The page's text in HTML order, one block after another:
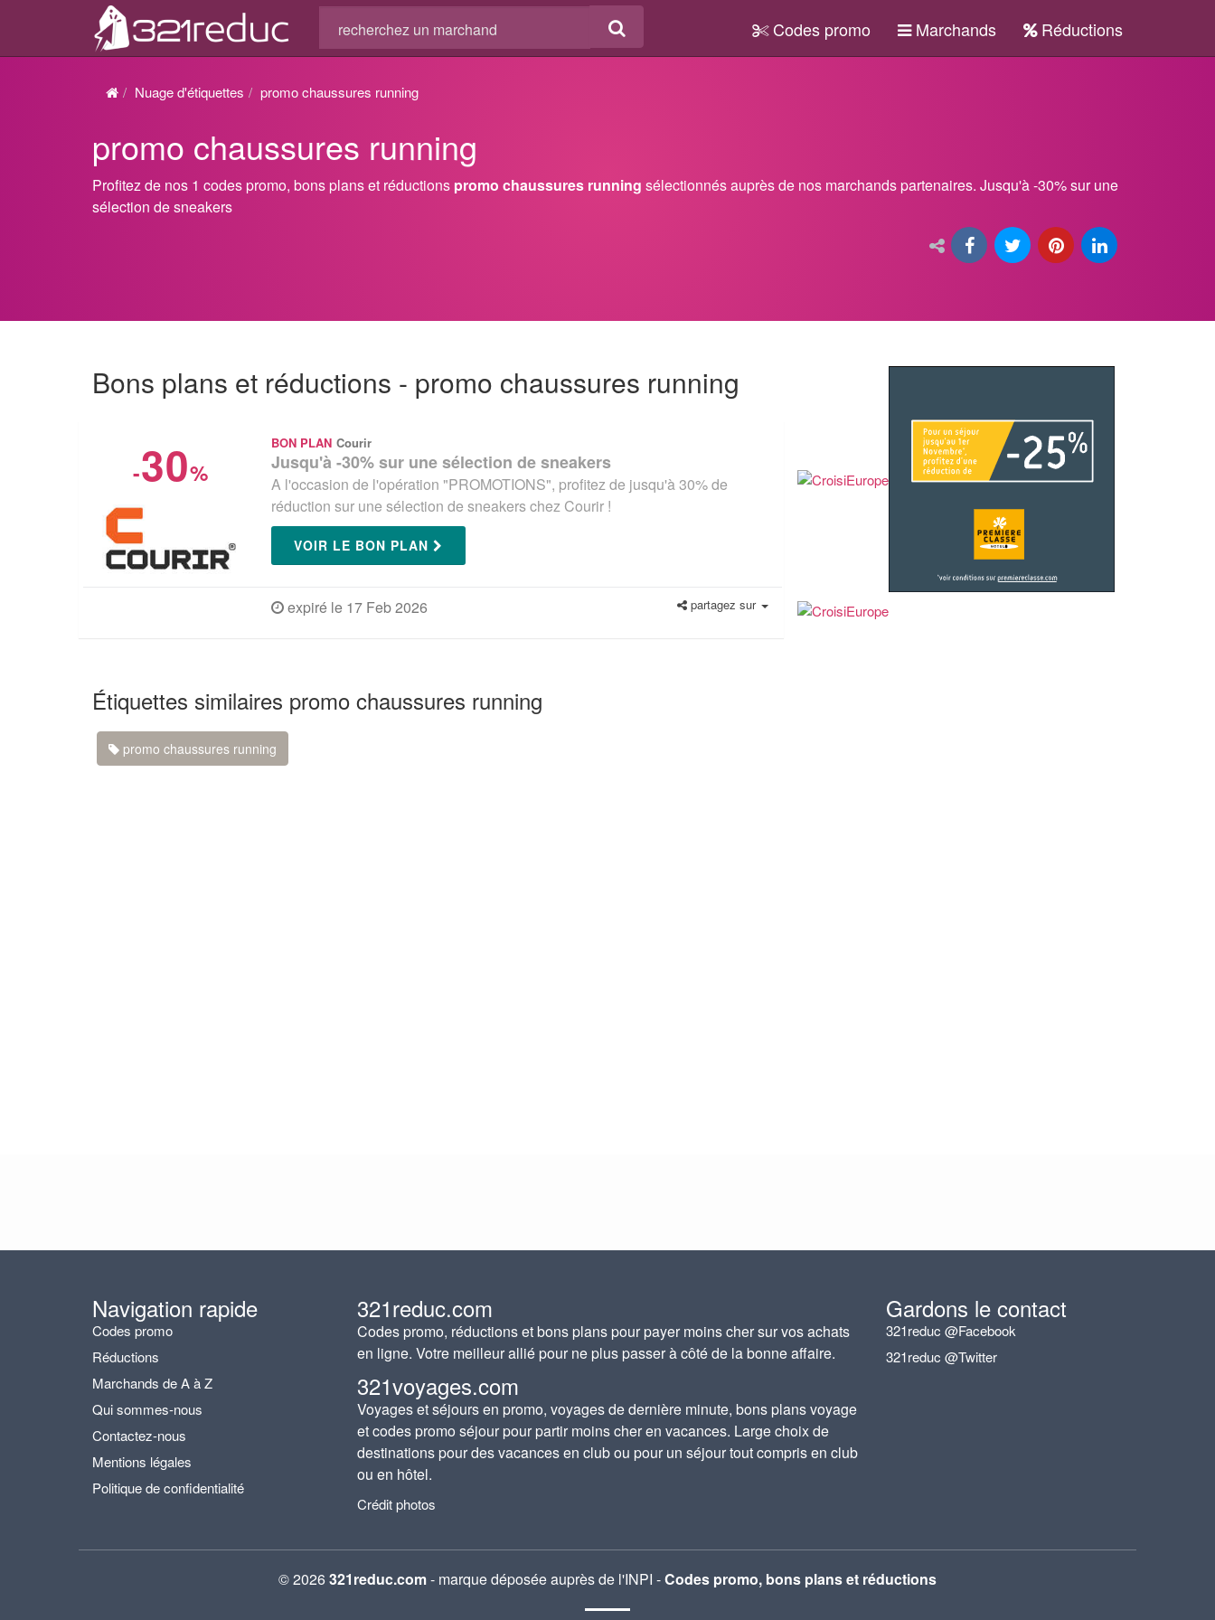
Codes promo Marchands Réductions
Nuage d'étiquettes promo chaussures running
promo chaussures running
Profitez de nos 1 codes promo, bons plans et réductions promo chaussures running sélectionnés auprès de nos marchands partenaires. Jusqu'à -30% sur une
sélection de sneakers
Bons plans et réductions - promo chaussures running
-30%
BON PLAN Courir
Jusqu'à -30% sur une sélection de sneakers
A l'occasion de l'opération "PROMOTIONS", profitez de jusqu'à 30% de
réduction sur une sélection de sneakers chez Courir !
VOIR LE BON PLAN
expiré le 17 Feb 2026 partagez sur
Étiquettes similaires promo chaussures running
promo chaussures running
Navigation rapide
Codes promo
Réductions
Marchands de A à Z
Qui sommes-nous
Contactez-nous
Mentions légales
Politique de confidentialité
321reduc.com
Codes promo, réductions et bons plans pour payer moins cher sur vos achats
en ligne. Votre meilleur allié pour ne plus passer à côté de la bonne affaire.
321voyages.com
Voyages et séjours en promo, voyages de dernière minute, bons plans voyage
et codes promo séjour pour partir moins cher en vacances. Large choix de
destinations pour des vacances en club ou pour un séjour tout compris en club
ou en hôtel.
Crédit photos
Gardons le contact
321reduc @Facebook
321reduc @Twitter
© 2026321reduc.com- marque déposée auprès de l'INPI -Codes promo, bons plans et réductions